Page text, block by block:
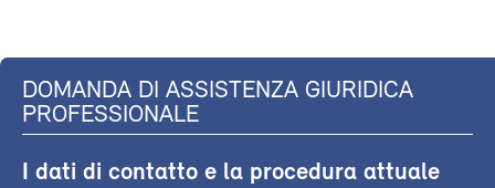
DOMANDA DI ASSISTENZA GIURIDICA
PROFESSIONALE
I dati di contatto e la procedura attuale